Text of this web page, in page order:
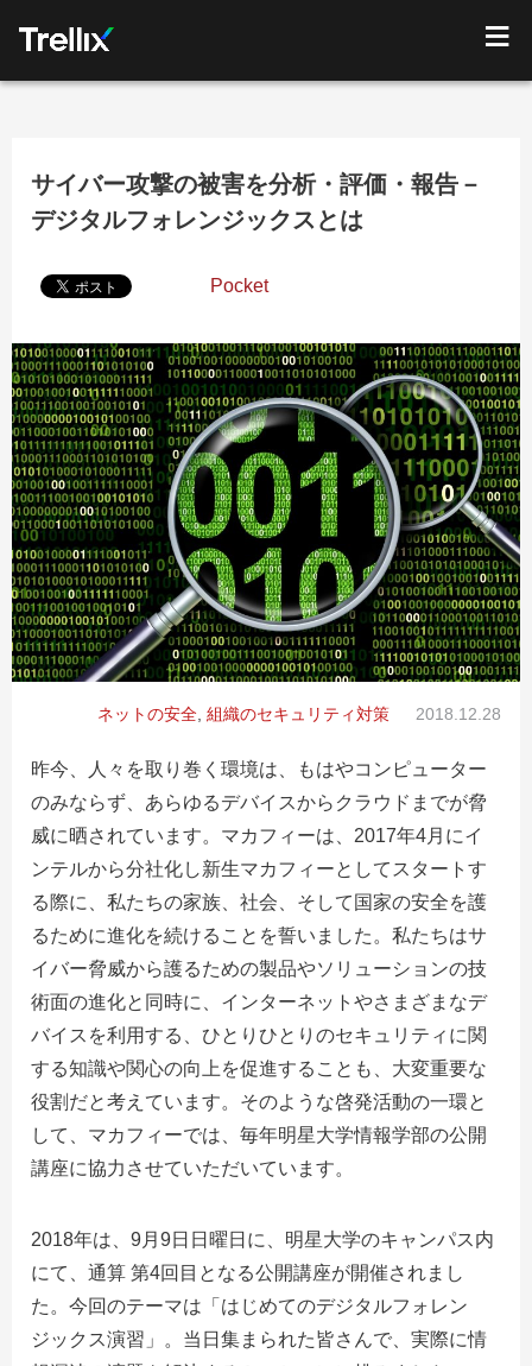
サイバー攻撃の被害を分析・評価・報告－
デジタルフォレンジックスとは
Pocket
ネットの安全, 組織のセキュリティ対策 2018.12.28
昨今、人々を取り巻く環境は、もはやコンピューター
のみならず、あらゆるデバイスからクラウドまでが脅
威に晒されています。マカフィーは、 2017年4月にイ
ンテルから分社化し新生マカフィーとしてスタートす
る際に、私たちの家族、社会、そして国家の安全を護
るために進化を続けることを誓いました。私たちはサ
イバー脅威から護るための製品やソリューションの技
術面の進化と同時に、インターネットやさまざまなデ
バイスを利用する、ひとりひとりのセキュリティに関
する知識や関心の向上を促進することも、大変重要な
役割だと考えています。そのような啓発活動の一環と
して、マカフィーでは、毎年明星大学情報学部の公開
講座に協力させていただいています。
2018年は、 9月 9日日曜日に、明星大学のキャンパス内
にて、通算 第4回目となる公開講座が開催されまし
た。今回のテーマは「はじめてのデジタルフォレン
ジックス演習」。当日集まられた皆さんで、実際に情